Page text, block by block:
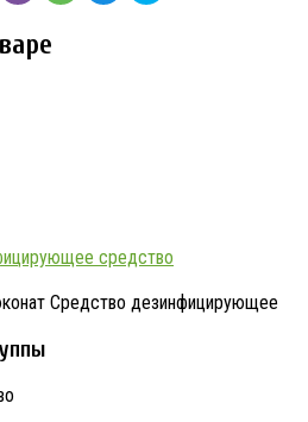
средство
Средство дезинфицирующее